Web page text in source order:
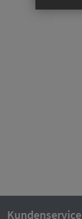
Kundenservice